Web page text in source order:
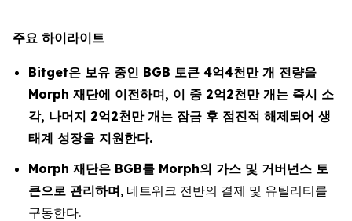
주요 하이라이트
Bitget은 보유 중인 BGB 토큰 4억4천만 개 전량을
Morph 재단에 이전하며, 이 중 2억2천만 개는 즉시 소
각, 나머지 2억2천만 개는 잠금 후 점진적 해제되어 생
태계 성장을 지원한다.
Morph 재단은 BGB를 Morph의 가스 및 거버넌스 토
큰으로 관리하며, 네트워크 전반의 결제 및 유틸리티를
구동한다.